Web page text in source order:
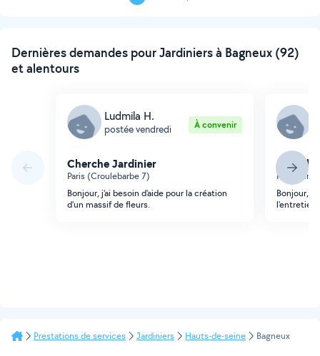
Dernières demandes pour Jardiniers à Bagneux (92)
et alentours
Ludmila H.
postée vendredi À convenir
Cherche Jardinier
Paris (Croulebarbe 7)
Bonjour, j'ai besoin d'aide pour la création
d'un massif de fleurs.
Paris
Bonjour,
l'entretien
Prestations de services Jardiniers Hauts-de-seine Bagneux